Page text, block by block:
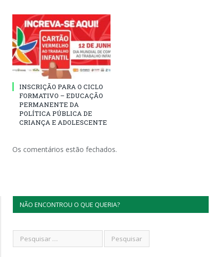
INSCRIÇÃO PARA O CICLO
FORMATIVO – EDUCAÇÃO
PERMANENTE DA
POLÍTICA PÚBLICA DE
CRIANÇA E ADOLESCENTE
Os comentários estão fechados.
NÃO ENCONTROU O QUE QUERIA?